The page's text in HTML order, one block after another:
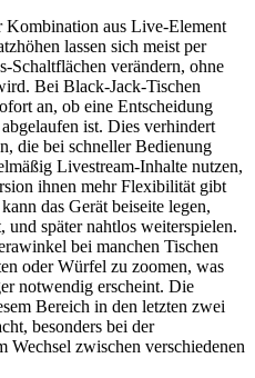
aus Live-Element
lassen sich meist per
Schaltflächen verändern, ohne
Bei Black-Jack-Tischen
an, ob eine Entscheidung
ist. Dies verhindert
die bei schneller Bedienung
Livestream-Inhalte nutzen,
ihnen mehr Flexibilität gibt
das Gerät beiseite legen,
später nahtlos weiterspielen.
bei manchen Tischen
oder Würfel zu zoomen, was
notwendig erscheint. Die
Bereich in den letzten zwei
besonders bei der
Wechsel zwischen verschiedenen